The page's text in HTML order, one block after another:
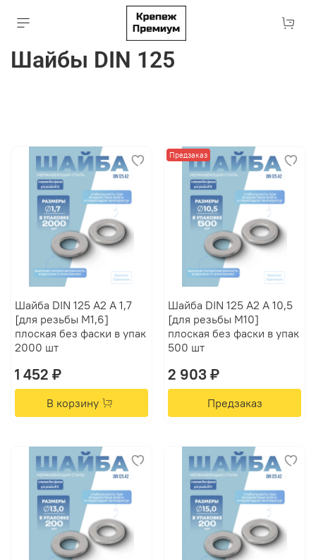
Шайбы DIN 125
Шайба DIN 125 А2 A 1,7
[для резьбы M1,6]
плоская без фаски в упак
2000 шт
1 452 ₽
В корзину
Предзаказ
Шайба DIN 125 А2 A 10,5
[для резьбы M10]
плоская без фаски в упак
500 шт
2 903 ₽
Предзаказ